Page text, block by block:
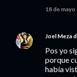
18 de mayo
Joel Meza
Pos yo
porque
había